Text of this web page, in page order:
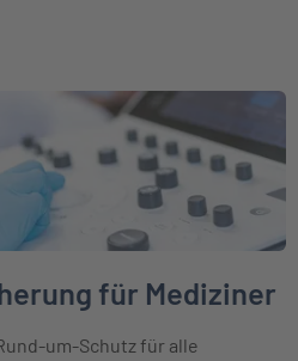
erfahren
für Mediziner
für Mediziner
um-Schutz für alle